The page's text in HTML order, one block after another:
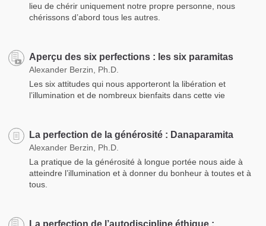
lieu de chérir uniquement notre propre personne, nous
chérissons d’abord tous les autres.
Aperçu des six perfections : les six paramitas
Alexander Berzin, Ph.D.
Les six attitudes qui nous apporteront la libération et
l’illumination et de nombreux bienfaits dans cette vie
La perfection de la générosité : Danaparamita
Alexander Berzin, Ph.D.
La pratique de la générosité à longue portée nous aide à
atteindre l’illumination et à donner du bonheur à toutes et à
tous.
La perfection de l’autodiscipline éthique :